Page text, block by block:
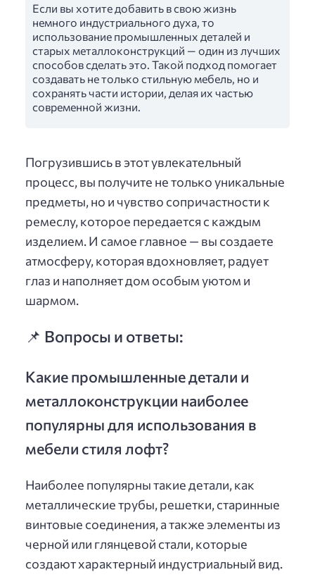
Если вы хотите добавить в свою жизнь
немного индустриального духа, то
использование промышленных деталей и
старых металлоконструкций — один из лучших
способов сделать это. Такой подход помогает
создавать не только стильную мебель, но и
сохранять части истории, делая их частью
современной жизни.
Погрузившись в этот увлекательный
процесс, вы получите не только уникальные
предметы, но и чувство сопричастности к
ремеслу, которое передается с каждым
изделием. И самое главное — вы создаете
атмосферу, которая вдохновляет, радует
глаз и наполняет дом особым уютом и
шармом.
📌 Вопросы и ответы:
Какие промышленные детали и
металлоконструкции наиболее
популярны для использования в
мебели стиля лофт?
Наиболее популярны такие детали, как
металлические трубы, решетки, старинные
винтовые соединения, а также элементы из
черной или глянцевой стали, которые
создают характерный индустриальный вид.